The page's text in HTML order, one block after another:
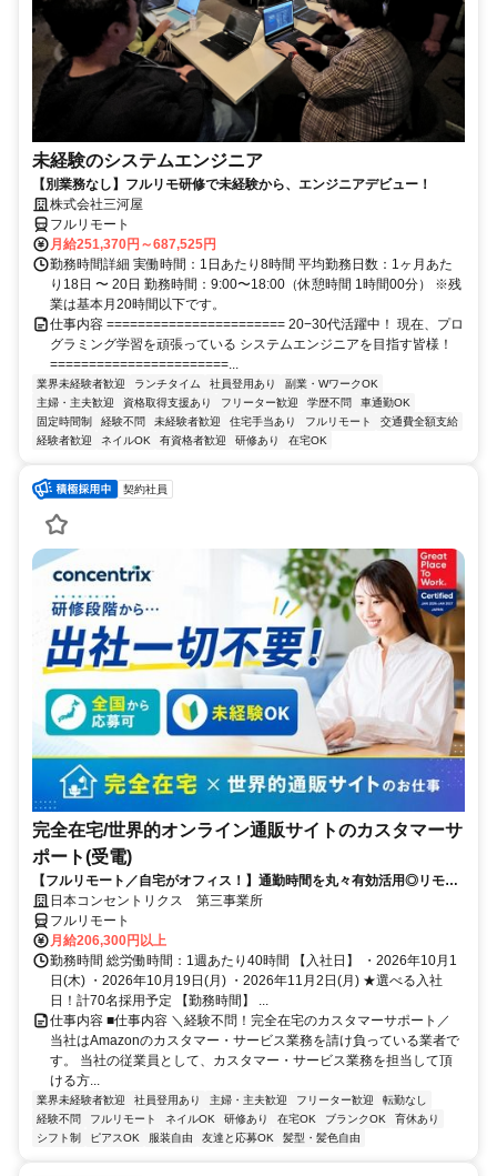
未経験のシステムエンジニア
【別業務なし】フルリモ研修で未経験から、エンジニアデビュー！
株式会社三河屋
フルリモート
月給251,370円～687,525円
勤務時間詳細 実働時間：1日あたり8時間 平均勤務日数：1ヶ月あた
り18日 〜 20日 勤務時間：9:00〜18:00（休憩時間 1時間00分） ※残
業は基本月20時間以下です。
仕事内容 ======================= 20−30代活躍中！ 現在、プロ
グラミング学習を頑張っている システムエンジニアを目指す皆様！
=======================...
業界未経験者歓迎 ランチタイム 社員登用あり
副業・WワークOK
主婦・主夫歓迎
資格取得支援あり フリーター歓迎 学歴不問
車通勤OK
固定時間制
経験不問 未経験者歓迎 住宅手当あり フルリモート
交通費全額支給
経験者歓迎
ネイルOK 有資格者歓迎 研修あり 在宅OK
契約社員
完全在宅/世界的オンライン通販サイトのカスタマーサ
ポート(受電)
【フルリモート／自宅がオフィス！】通勤時間を丸々有効活用◎リモー
ト研修・フォロー充実で在宅でも安心★セールス要素一切なし！
日本コンセントリクス 第三事業所
フルリモート
月給206,300円以上
勤務時間 総労働時間：1週あたり40時間 【入社日】 ・2026年10月1
日(木) ・2026年10月19日(月) ・2026年11月2日(月) ★選べる入社
日！計70名採用予定 【勤務時間】 ...
仕事内容 ■仕事内容 ＼経験不問！完全在宅のカスタマーサポート／
当社はAmazonのカスタマー・サービス業務を請け負っている業者で
す。 当社の従業員として、カスタマー・サービス業務を担当して頂
ける方...
業界未経験者歓迎 社員登用あり 主婦・主夫歓迎 フリーター歓迎
転勤なし
経験不問
フルリモート ネイルOK 研修あり 在宅OK ブランクOK
育休あり
シフト制
ピアスOK 服装自由 友達と応募OK 髪型・髪色自由